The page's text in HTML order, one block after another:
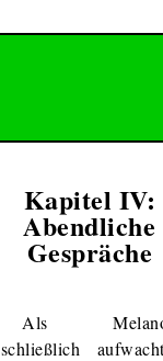
Kapitel IV:
Abendliche
Gespräche
Als
schließlich